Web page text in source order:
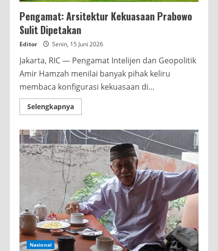
Pengamat: Arsitektur Kekuasaan Prabowo
Sulit Dipetakan
Editor Senin, 15 Juni 2026
Jakarta, RIC — Pengamat Intelijen dan Geopolitik
Amir Hamzah menilai banyak pihak keliru
membaca konfigurasi kekuasaan di...
SelengkapnyaRead
more
Arsitektur
Kekuasaan
Prabowo
Sulit
Dipetakan
Nasional